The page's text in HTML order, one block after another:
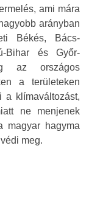
ami mára
arányban
Békés, Bács-
Bihar és Győr-
az országos
a területeken
a klímaváltozást,
ne menjenek
magyar hagyma
meg.